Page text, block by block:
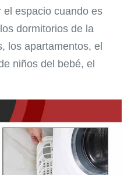
el espacio cuando es
dormitorios de la
los apartamentos, el
niños del bebé, el